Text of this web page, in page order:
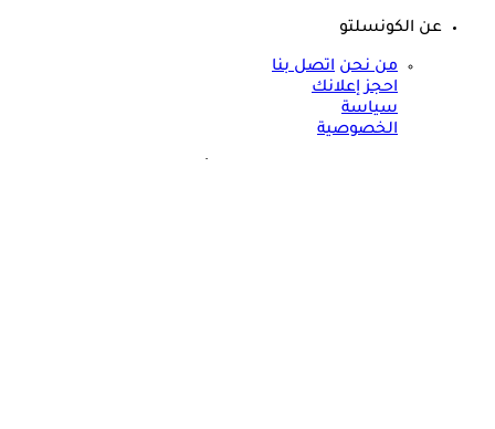
عن الكونسلتو
من نحن اتصل بنا
احجز إعلانك
سياسة
الخصوصية